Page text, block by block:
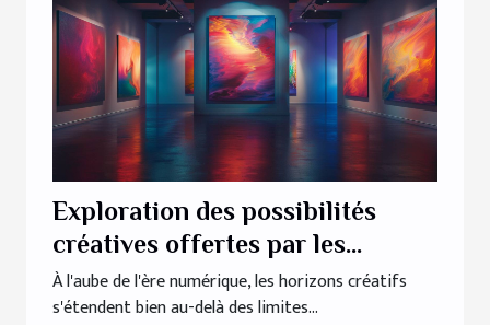
Exploration des possibilités
créatives offertes par les
générateurs d'images IA
À l'aube de l'ère numérique, les horizons créatifs
s'étendent bien au-delà des limites...